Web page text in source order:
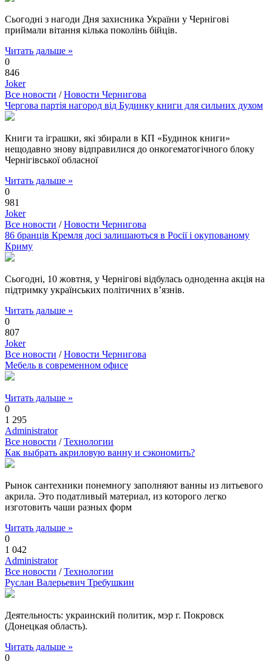
Сьогодні з нагоди Дня захисника України у Чернігові
приймали вітання кілька поколінь бійців.
Читать дальше »
0
846
Joker
Все новости /Новости Чернигова
Чергова партія нагород від Будинку книги для сильних духом
Книги та іграшки, які збирали в КП «Будинок книги»
нещодавно знову відправилися до онкогематогічного блоку
Чернігівської обласної
Читать дальше »
0
981
Joker
Все новости /Новости Чернигова
86 бранців Кремля досі залишаються в Росії і окупованому
Криму
Сьогодні, 10 жовтня, у Чернігові відбулась одноденна акція на
підтримку українських політичних в’язнів.
Читать дальше »
0
807
Joker
Все новости /Новости Чернигова
Мебель в современном офисе
Читать дальше »
0
1 295
Administrator
Все новости /Технологии
Как выбрать акриловую ванну и сэкономить?
Рынок сантехники понемногу заполняют ванны из литьевого
акрила. Это податливый материал, из которого легко
изготовить чаши разных форм
Читать дальше »
0
1 042
Administrator
Все новости /Технологии
Руслан Валерьевич Требушкин
Деятельность: украинский политик, мэр г. Покровск
(Донецкая область).
Читать дальше »
0